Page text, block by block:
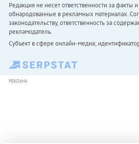
Редакция не несет ответственности за факты
обнародованные в рекламных материалах.
законодательству, ответственность за
рекламодатель.
Субъект в сфере онлайн-медиа;
РЕКЛАМА